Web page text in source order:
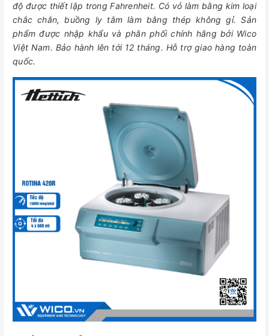
độ được thiết lập trong Fahrenheit. Có vỏ làm bằng kim loại
chắc chắn, buồng ly tâm làm bằng thép không gỉ. Sản
phẩm được nhập khẩu và phân phối chính hãng bởi Wico
Việt Nam. Bảo hành lên tới 12 tháng. Hỗ trợ giao hàng toàn
quốc.